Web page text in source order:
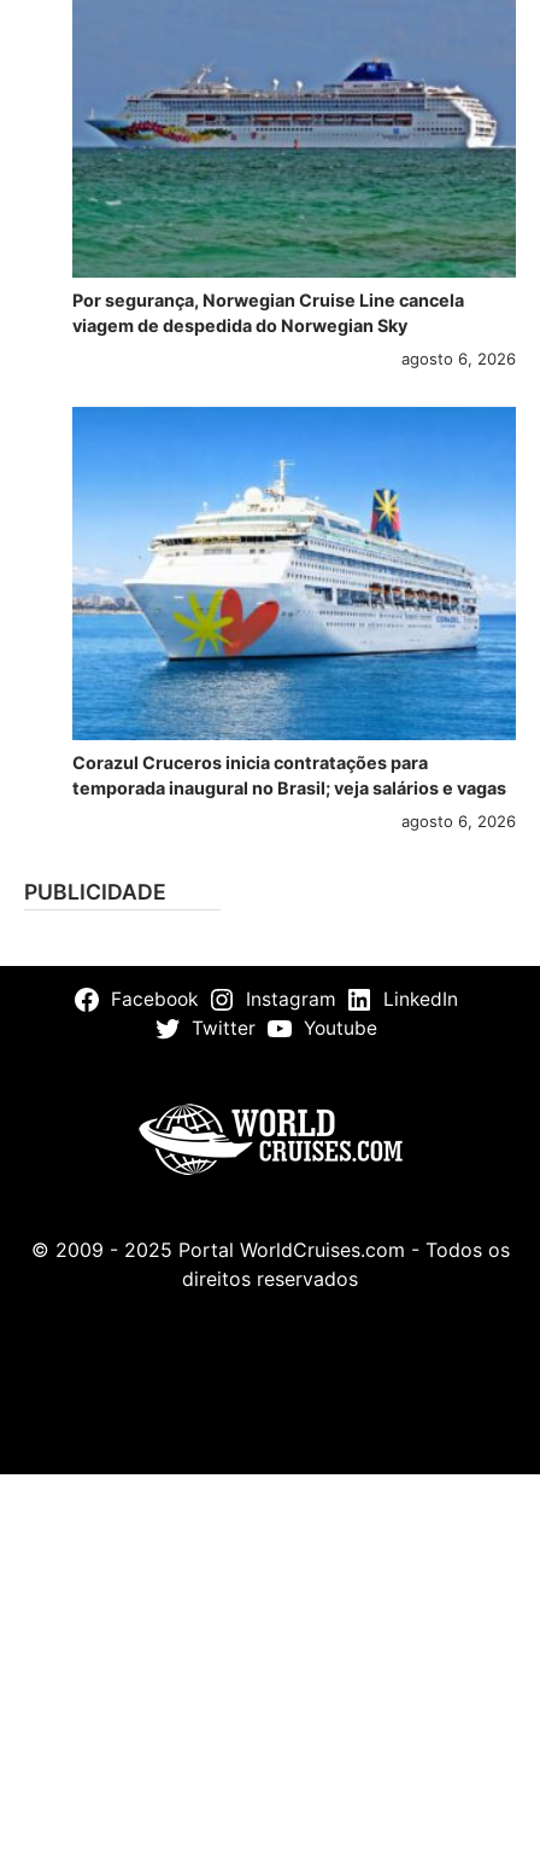
Por segurança, Norwegian Cruise Line cancela
viagem de despedida do Norwegian Sky
agosto 6, 2026
Corazul Cruceros inicia contratações para
temporada inaugural no Brasil; veja salários e vagas
agosto 6, 2026
PUBLICIDADE
Facebook Instagram
LinkedIn
Twitter
Youtube
© 2009 - 2025 Portal WorldCruises.com - Todos os
direitos reservados